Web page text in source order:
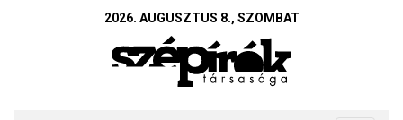
2026. AUGUSZTUS 8., SZOMBAT